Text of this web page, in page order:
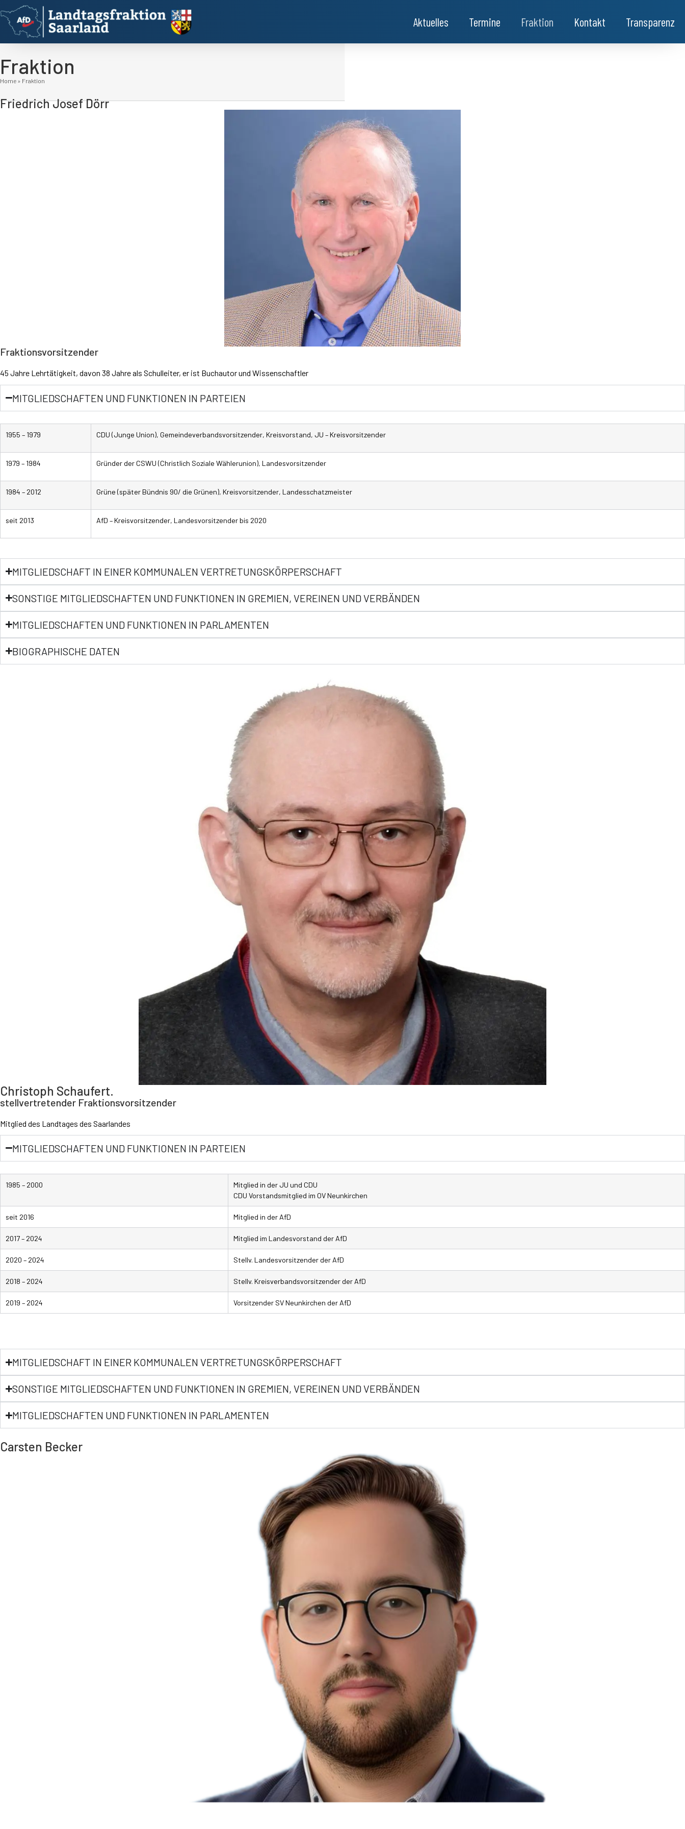
Aktuelles Termine Fraktion Kontakt Transparenz
Fraktion
Home » Fraktion
Friedrich Josef Dörr
Fraktionsvorsitzender
45 Jahre Lehrtätigkeit, davon 38 Jahre als Schulleiter, er ist Buchautor und Wissenschaftler
MITGLIEDSCHAFTEN UND FUNKTIONEN IN PARTEIEN
1955 – 1979 ​CDU (Junge Union), Gemeindeverbandsvorsitzender, Kreisvorstand, JU – Kreisvorsitzender ​
​1979 – 1984 Gründer der CSWU (Christlich Soziale Wählerunion), Landesvorsitzender ​
​1984 – 2012 ​Grüne (später Bündnis 90/ die Grünen), Kreisvorsitzender, Landesschatzmeister ​
seit ​2013 ​AfD – Kreisvorsitzender, Landesvorsitzender bis 2020
MITGLIEDSCHAFT IN EINER KOMMUNALEN VERTRETUNGSKÖRPERSCHAFT
SONSTIGE MITGLIEDSCHAFTEN UND FUNKTIONEN IN GREMIEN, VEREINEN UND VERBÄNDEN
MITGLIEDSCHAFTEN UND FUNKTIONEN IN PARLAMENTEN
BIOGRAPHISCHE DATEN
Christoph Schaufert.
stellvertretender Fraktionsvorsitzender
Mitglied des Landtages des Saarlandes
MITGLIEDSCHAFTEN UND FUNKTIONEN IN PARTEIEN
1985 – 2000
Mitglied in der JU und CDU
CDU Vorstandsmitglied im OV Neunkirchen
seit 2016 Mitglied in der AfD
2017 – 2024 Mitglied im Landesvorstand der AfD
2020 – 2024 Stellv. Landesvorsitzender der AfD
2018 – 2024 Stellv. Kreisverbandsvorsitzender der AfD
2019 – 2024 Vorsitzender SV Neunkirchen der AfD
MITGLIEDSCHAFT IN EINER KOMMUNALEN VERTRETUNGSKÖRPERSCHAFT
SONSTIGE MITGLIEDSCHAFTEN UND FUNKTIONEN IN GREMIEN, VEREINEN UND VERBÄNDEN
MITGLIEDSCHAFTEN UND FUNKTIONEN IN PARLAMENTEN
Carsten Becker